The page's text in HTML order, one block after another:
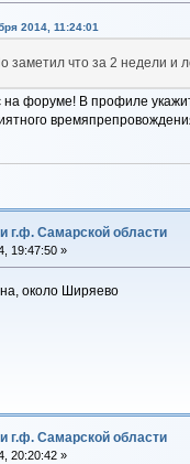
2014, 11:24:01
заметил что за 2 недели и
на форуме! В профиле
г.ф. Самарской области
19:47:50 »
около Ширяево
г.ф. Самарской области
20:20:42 »